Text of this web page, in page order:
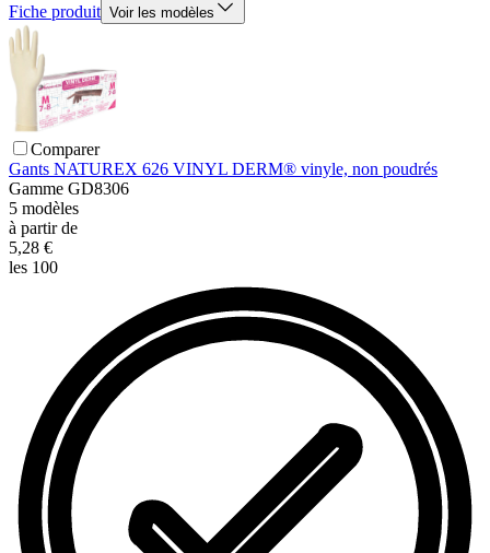
Fiche produit Voir les modèles
Comparer
Gants NATUREX 626 VINYL DERM® vinyle, non poudrés
Gamme GD8306
5 modèles
à partir de
5,28 €
les 100